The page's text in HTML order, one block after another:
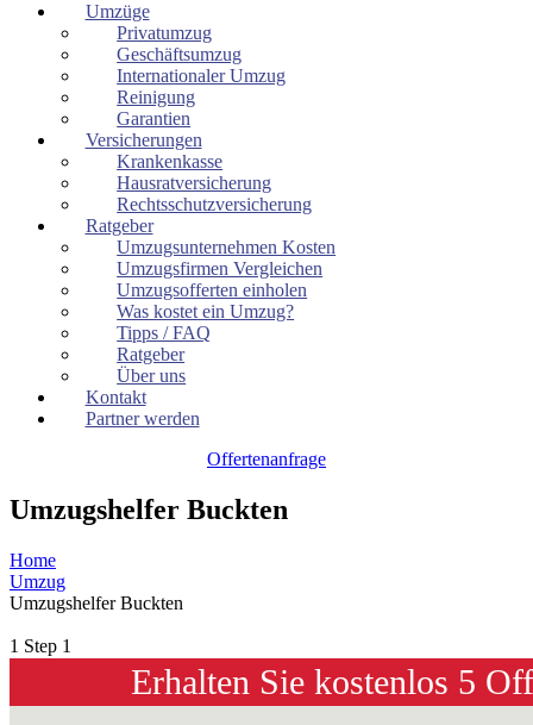
Umzüge
Privatumzug
Geschäftsumzug
Internationaler Umzug
Reinigung
Garantien
Versicherungen
Krankenkasse
Hausratversicherung
Rechtsschutzversicherung
Ratgeber
Umzugsunternehmen Kosten
Umzugsfirmen Vergleichen
Umzugsofferten einholen
Was kostet ein Umzug?
Tipps / FAQ
Ratgeber
Über uns
Kontakt
Partner werden
Offertenanfrage
Umzugshelfer Buckten
Home
Umzug
Umzugshelfer Buckten
1 Step 1
Erhalten Sie kostenlos 5